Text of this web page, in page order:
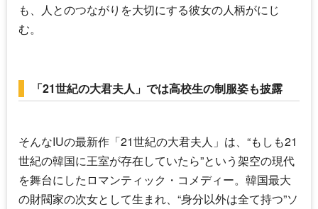
も、人とのつながりを大切にする彼女の人柄がにじ
む。
「21世紀の大君夫人」では高校生の制服姿も披露
そんなIUの最新作「21世紀の大君夫人」は、“もしも21
世紀の韓国に王室が存在していたら”という架空の現代
を舞台にしたロマンティック・コメディー。韓国最大
の財閥家の次女として生まれ、“身分以外は全て持つ”ソ